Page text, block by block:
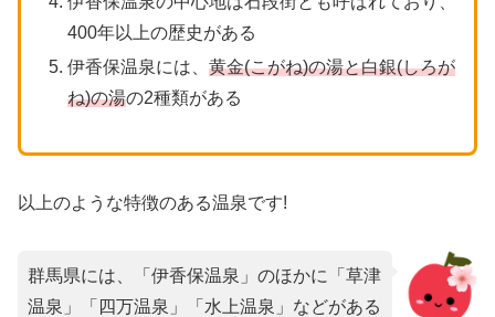
400年以上の歴史がある
伊香保温泉には、 黄金(こがね)の湯と白銀(しろが
ね)の湯の2種類がある
以上のような特徴のある温泉です!
群馬県には、「伊香保温泉」のほかに「草津
温泉」「四万温泉」「水上温泉」などがある